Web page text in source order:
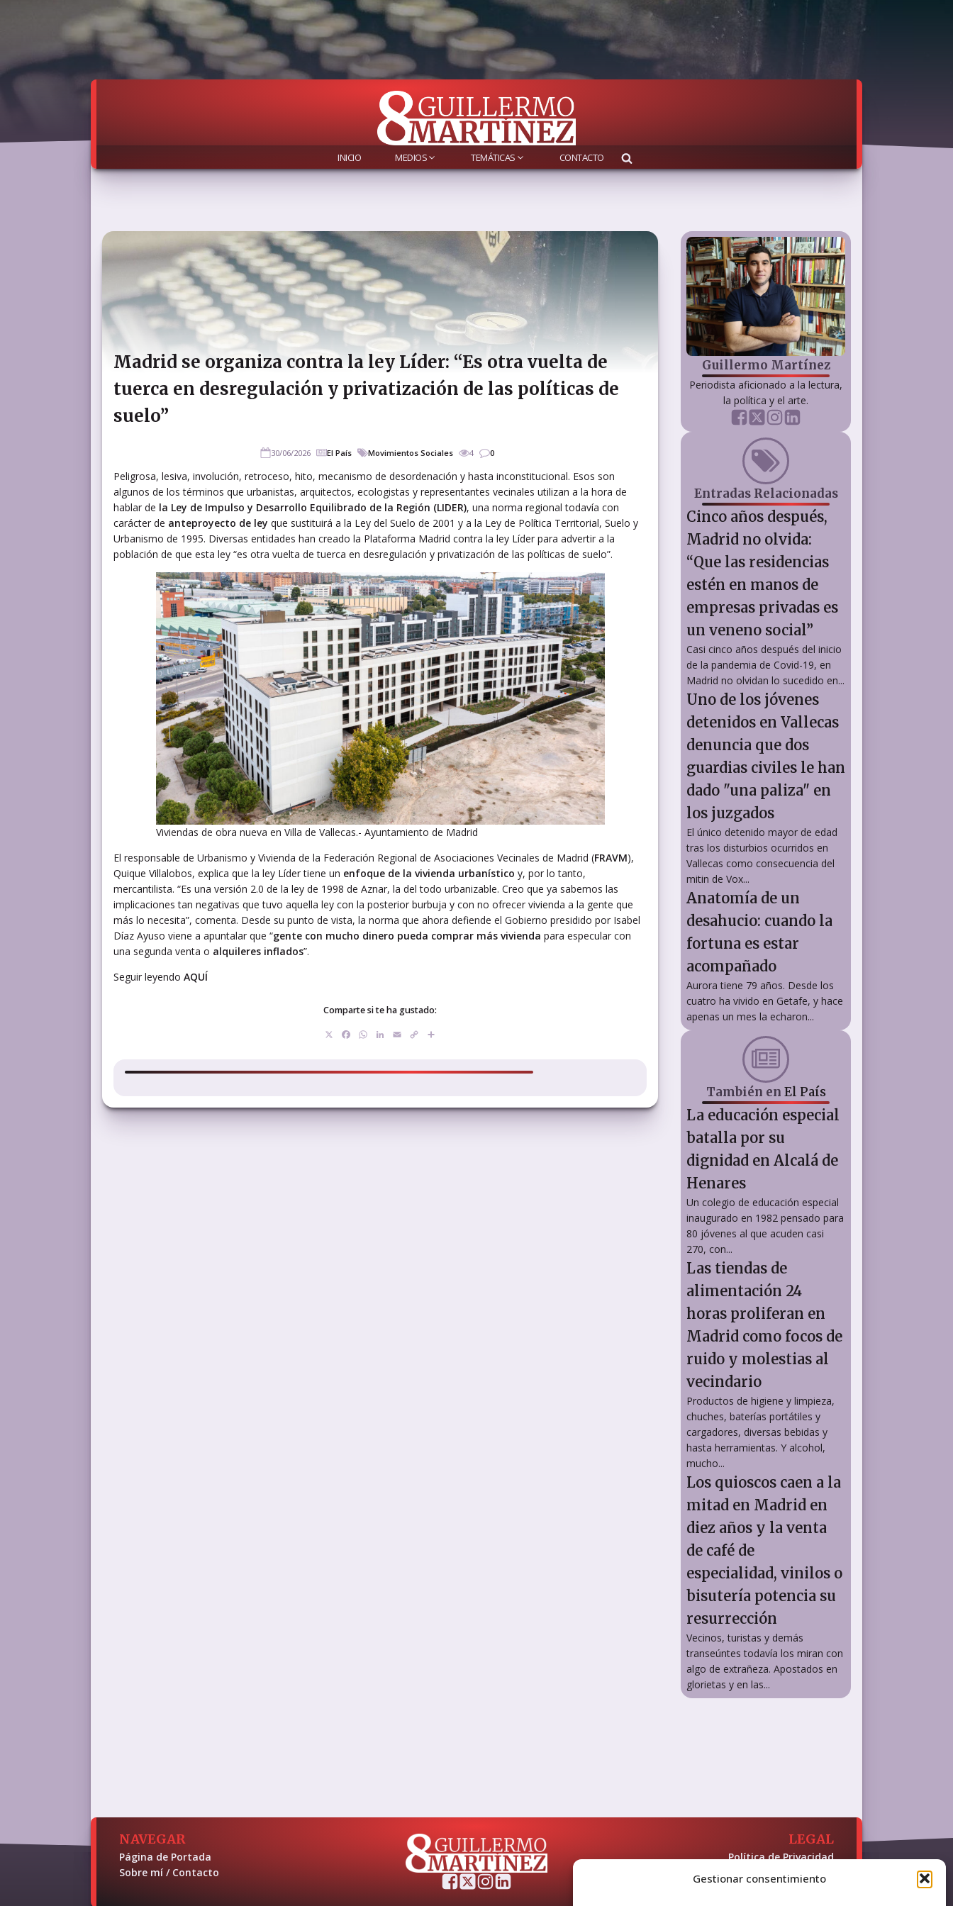
Gestionar consentimiento
INICIO MEDIOS TEMÁTICAS CONTACTO
Madrid se organiza contra la ley Líder: “Es otra vuelta de
tuerca en desregulación y privatización de las políticas de
suelo”
30/06/2026 El País Movimientos Sociales 4 0
Peligrosa, lesiva, involución, retroceso, hito, mecanismo de desordenación y hasta inconstitucional. Esos son
algunos de los términos que urbanistas, arquitectos, ecologistas y representantes vecinales utilizan a la hora de
hablar de la Ley de Impulso y Desarrollo Equilibrado de la Región (LIDER), una norma regional todavía con
carácter de anteproyecto de ley que sustituirá a la Ley del Suelo de 2001 y a la Ley de Política Territorial, Suelo y
Urbanismo de 1995. Diversas entidades han creado la Plataforma Madrid contra la ley Líder para advertir a la
población de que esta ley “es otra vuelta de tuerca en desregulación y privatización de las políticas de suelo”.
Viviendas de obra nueva en Villa de Vallecas.- Ayuntamiento de Madrid
El responsable de Urbanismo y Vivienda de la Federación Regional de Asociaciones Vecinales de Madrid (FRAVM),
Quique Villalobos, explica que la ley Líder tiene un enfoque de la vivienda urbanístico y, por lo tanto,
mercantilista. “Es una versión 2.0 de la ley de 1998 de Aznar, la del todo urbanizable. Creo que ya sabemos las
implicaciones tan negativas que tuvo aquella ley con la posterior burbuja y con no ofrecer vivienda a la gente que
más lo necesita”, comenta. Desde su punto de vista, la norma que ahora defiende el Gobierno presidido por Isabel
Díaz Ayuso viene a apuntalar que “gente con mucho dinero pueda comprar más vivienda para especular con
una segunda venta o alquileres inflados”.
Seguir leyendo AQUÍ
Comparte si te ha gustado:
Facebook
WhatsApp
LinkedIn
EmailCopy
Guillermo Martínez
Periodista aficionado a la lectura,
la política y el arte.
Entradas Relacionadas
Cinco años después,
Madrid no olvida:
“Que las residencias
estén en manos de
empresas privadas es
un veneno social”
Casi cinco años después del inicio
de la pandemia de Covid-19, en
Madrid no olvidan lo sucedido en...
Uno de los jóvenes
detenidos en Vallecas
denuncia que dos
guardias civiles le han
dado "una paliza" en
los juzgados
El único detenido mayor de edad
tras los disturbios ocurridos en
Vallecas como consecuencia del
mitin de Vox...
Anatomía de un
desahucio: cuando la
fortuna es estar
acompañado
Aurora tiene 79 años. Desde los
cuatro ha vivido en Getafe, y hace
apenas un mes la echaron...
También en El País
La educación especial
batalla por su
dignidad en Alcalá de
Henares
Un colegio de educación especial
inaugurado en 1982 pensado para
80 jóvenes al que acuden casi
270, con...
Las tiendas de
alimentación 24
horas proliferan en
Madrid como focos de
ruido y molestias al
vecindario
Productos de higiene y limpieza,
chuches, baterías portátiles y
cargadores, diversas bebidas y
hasta herramientas. Y alcohol,
mucho...
Los quioscos caen a la
mitad en Madrid en
diez años y la venta
de café de
especialidad, vinilos o
bisutería potencia su
resurrección
Vecinos, turistas y demás
transeúntes todavía los miran con
algo de extrañeza. Apostados en
glorietas y en las...
NAVEGAR
Página de Portada
Sobre mí / Contacto
LEGAL
Política de Privacidad
Política de Cookies